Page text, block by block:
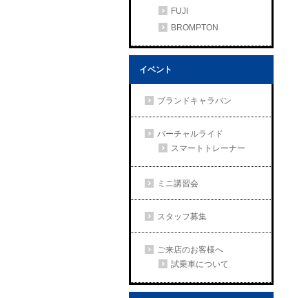
FUJI
BROMPTON
イベント
ブランドキャラバン
バーチャルライド
スマートトレーナー
ミニ講習会
スタッフ募集
ご来店のお客様へ
試乗車について